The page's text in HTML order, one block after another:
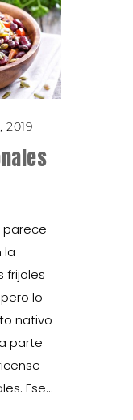
2019
parece
la
frijoles
lo
nativo
parte
Ese...